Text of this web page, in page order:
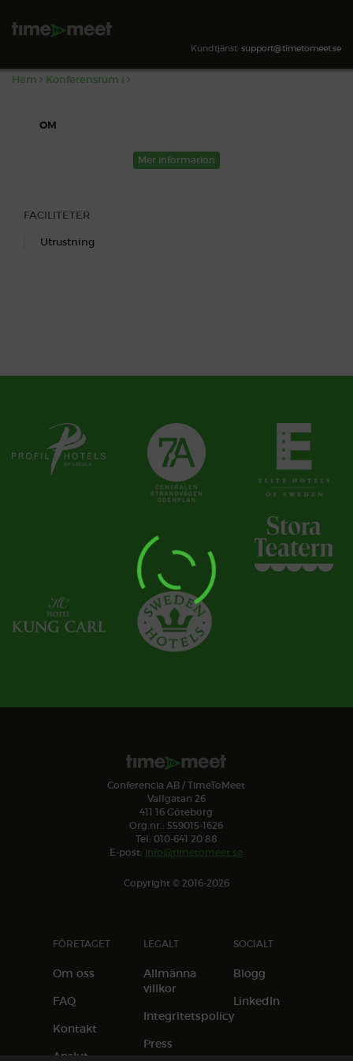
Kundtjänst: support@timetomeet.se
Hem Konferensrum i
OM
Mer information
FACILITETER
Utrustning
Conferencia AB / TimeToMeet
Vallgatan 26
411 16 Göteborg
Org.nr.: 559015-1626
Tel: 010-641 20 88
E-post: info@timetomeet.se
Copyright © 2016-2026
FÖRETAGET
Om oss
FAQ
Kontakt
Anslut
LEGALT
Allmänna
villkor
Integritetspolicy
Press
SOCIALT
Blogg
LinkedIn